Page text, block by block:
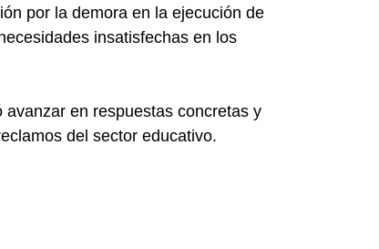
por la demora en la ejecución de
insatisfechas en los
en respuestas concretas y
del sector educativo.